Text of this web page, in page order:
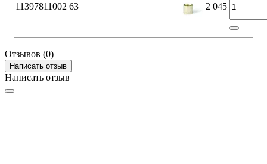
11397811002 63 2 045
Отзывов (0)
Написать отзыв
Написать отзыв